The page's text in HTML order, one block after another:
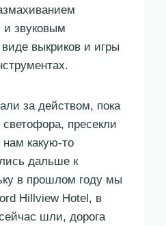
звуковым
выкриков и игры
за действом, пока
пресекли
какую-то
дальше к
в прошлом году мы
Hillview Hotel, в
шли, дорога